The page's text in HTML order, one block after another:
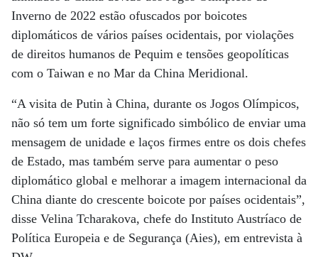
Inverno de 2022 estão ofuscados por boicotes
diplomáticos de vários países ocidentais, por violações
de direitos humanos de Pequim e tensões geopolíticas
com o Taiwan e no Mar da China Meridional.
“A visita de Putin à China, durante os Jogos Olímpicos,
não só tem um forte significado simbólico de enviar uma
mensagem de unidade e laços firmes entre os dois chefes
de Estado, mas também serve para aumentar o peso
diplomático global e melhorar a imagem internacional da
China diante do crescente boicote por países ocidentais”,
disse Velina Tcharakova, chefe do Instituto Austríaco de
Política Europeia e de Segurança (Aies), em entrevista à